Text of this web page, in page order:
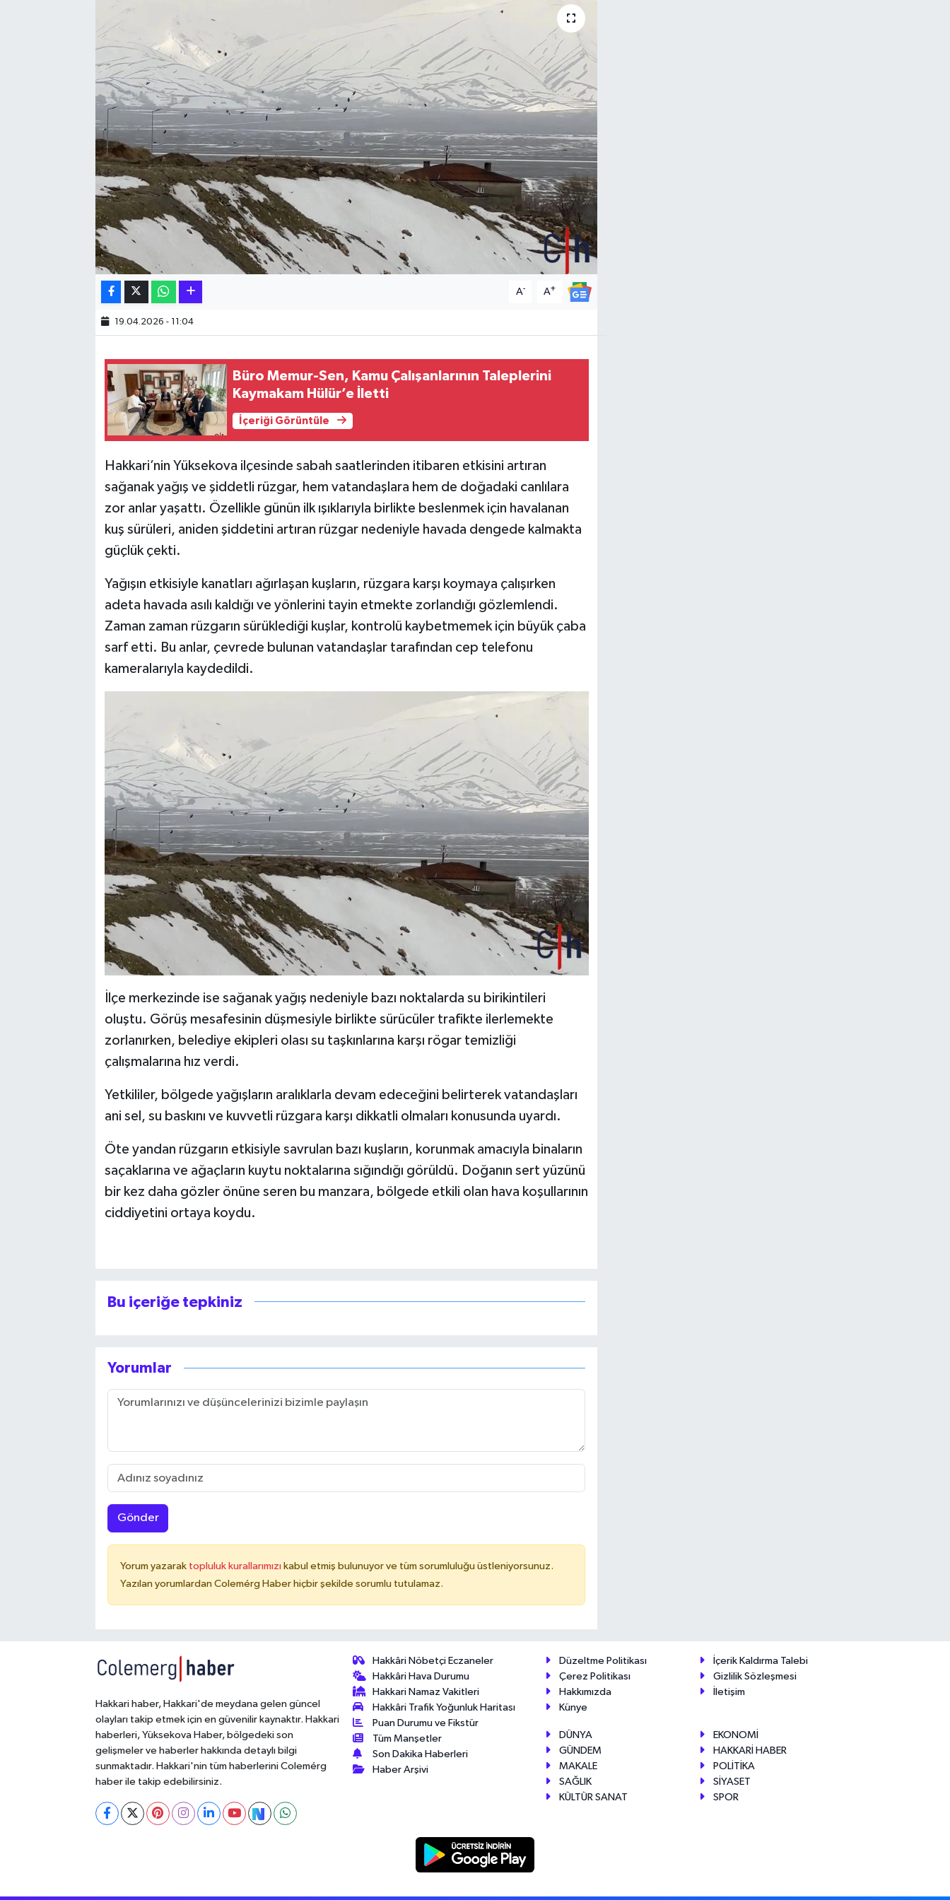
A- A+
19.04.2026 - 11:04
Büro Memur-Sen, Kamu Çalışanlarının Taleplerini
Kaymakam Hülür’e İletti
İçeriği Görüntüle
Hakkari’nin Yüksekova ilçesinde sabah saatlerinden itibaren etkisini artıran
sağanak yağış ve şiddetli rüzgar, hem vatandaşlara hem de doğadaki canlılara
zor anlar yaşattı. Özellikle günün ilk ışıklarıyla birlikte beslenmek için havalanan
kuş sürüleri, aniden şiddetini artıran rüzgar nedeniyle havada dengede kalmakta
güçlük çekti.
Yağışın etkisiyle kanatları ağırlaşan kuşların, rüzgara karşı koymaya çalışırken
adeta havada asılı kaldığı ve yönlerini tayin etmekte zorlandığı gözlemlendi.
Zaman zaman rüzgarın sürüklediği kuşlar, kontrolü kaybetmemek için büyük çaba
sarf etti. Bu anlar, çevrede bulunan vatandaşlar tarafından cep telefonu
kameralarıyla kaydedildi.
İlçe merkezinde ise sağanak yağış nedeniyle bazı noktalarda su birikintileri
oluştu. Görüş mesafesinin düşmesiyle birlikte sürücüler trafikte ilerlemekte
zorlanırken, belediye ekipleri olası su taşkınlarına karşı rögar temizliği
çalışmalarına hız verdi.
Yetkililer, bölgede yağışların aralıklarla devam edeceğini belirterek vatandaşları
ani sel, su baskını ve kuvvetli rüzgara karşı dikkatli olmaları konusunda uyardı.
Öte yandan rüzgarın etkisiyle savrulan bazı kuşların, korunmak amacıyla binaların
saçaklarına ve ağaçların kuytu noktalarına sığındığı görüldü. Doğanın sert yüzünü
bir kez daha gözler önüne seren bu manzara, bölgede etkili olan hava koşullarının
ciddiyetini ortaya koydu.
Bu içeriğe tepkiniz
Yorumlar
Gönder
Yorum yazarak topluluk kurallarımızı kabul etmiş bulunuyor ve tüm sorumluluğu üstleniyorsunuz.
Yazılan yorumlardan Colemérg Haber hiçbir şekilde sorumlu tutulamaz.
Hakkari haber, Hakkari'de meydana gelen güncel
olayları takip etmek için en güvenilir kaynaktır. Hakkari
haberleri, Yüksekova Haber, bölgedeki son
gelişmeler ve haberler hakkında detaylı bilgi
sunmaktadır. Hakkari'nin tüm haberlerini Colemérg
haber ile takip edebilirsiniz.
Hakkâri Nöbetçi Eczaneler
Hakkâri Hava Durumu
Hakkari Namaz Vakitleri
Hakkâri Trafik Yoğunluk Haritası
Puan Durumu ve Fikstür
Tüm Manşetler
Son Dakika Haberleri
Haber Arşivi
Düzeltme Politikası
İçerik Kaldırma Talebi
Çerez Politikası
Gizlilik Sözleşmesi
Hakkımızda
İletişim
Künye
DÜNYA
EKONOMİ
GÜNDEM
HAKKARİ HABER
MAKALE
POLİTİKA
SAĞLIK
SİYASET
KÜLTÜR SANAT
SPOR
Hakkari Haber
İLGİNÇ HABERLER
KÜLTÜR SANAT
MAGAZİN